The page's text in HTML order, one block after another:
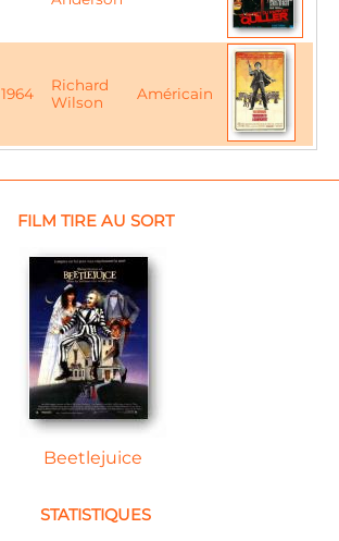
1964
Richard
Wilson
Américain
FILM TIRE AU SORT
Beetlejuice
STATISTIQUES